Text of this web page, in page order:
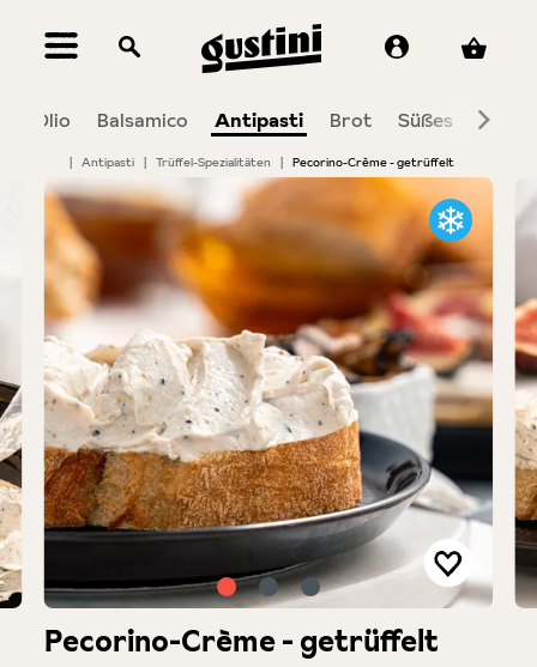
springen
Olio Balsamico Antipasti Brot Süßes Wein
| Antipasti | Trüffel-Spezialitäten | Pecorino-Crème - getrüffelt
Bildergalerie überspringen
Pecorino-Crème - getrüffelt